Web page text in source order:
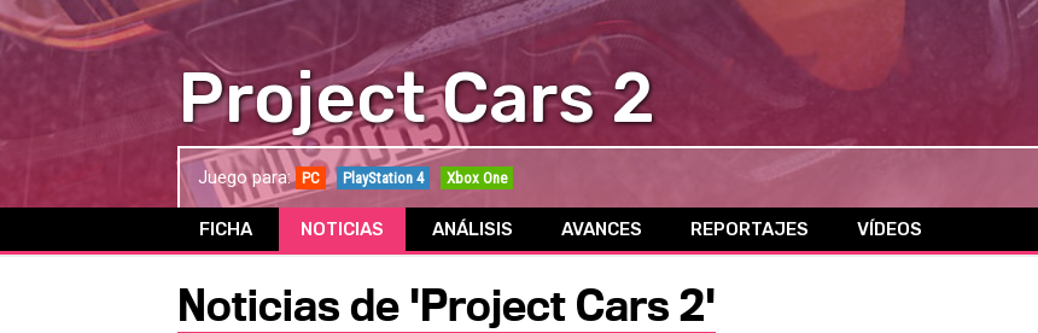
Project Cars 2
Juego para: PC PlayStation 4 Xbox One
FICHA NOTICIAS ANÁLISIS AVANCES REPORTAJES VÍDEOS
Noticias de 'Project Cars 2'